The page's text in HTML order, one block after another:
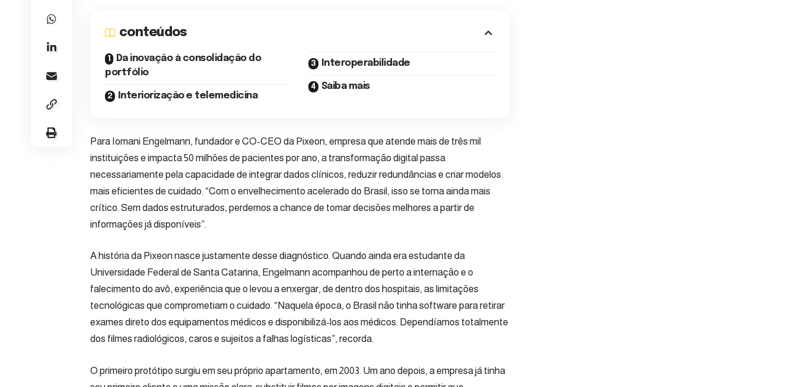
conteúdos
Da inovação à consolidação do
portfólio
Interiorização e telemedicina
Interoperabilidade
Saiba mais
Para Iomani Engelmann, fundador e CO-CEO da Pixeon, empresa que atende mais de três mil
instituições e impacta 50 milhões de pacientes por ano, a transformação digital passa
necessariamente pela capacidade de integrar dados clínicos, reduzir redundâncias e criar modelos
mais eficientes de cuidado. “Com o envelhecimento acelerado do Brasil, isso se torna ainda mais
crítico. Sem dados estruturados, perdemos a chance de tomar decisões melhores a partir de
informações já disponíveis”.
A história da Pixeon nasce justamente desse diagnóstico. Quando ainda era estudante da
Universidade Federal de Santa Catarina, Engelmann acompanhou de perto a internação e o
falecimento do avô, experiência que o levou a enxergar, de dentro dos hospitais, as limitações
tecnológicas que comprometiam o cuidado. “Naquela época, o Brasil não tinha software para retirar
exames direto dos equipamentos médicos e disponibilizá-los aos médicos. Dependíamos totalmente
dos filmes radiológicos, caros e sujeitos a falhas logísticas”, recorda.
O primeiro protótipo surgiu em seu próprio apartamento, em 2003. Um ano depois, a empresa já tinha